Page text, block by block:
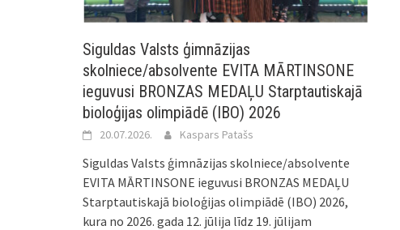
Siguldas Valsts ģimnāzijas
skolniece/absolvente EVITA MĀRTINSONE
ieguvusi BRONZAS MEDAĻU Starptautiskajā
bioloģijas olimpiādē (IBO) 2026
20.07.2026. Kaspars Patašs
Siguldas Valsts ģimnāzijas skolniece/absolvente
EVITA MĀRTINSONE ieguvusi BRONZAS MEDAĻU
Starptautiskajā bioloģijas olimpiādē (IBO) 2026,
kura no 2026. gada 12. jūlija līdz 19. jūlijam